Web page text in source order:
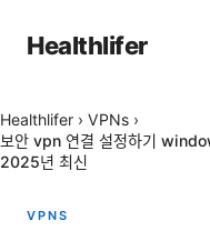
Healthlifer
Healthlifer › VPNs ›
보안 vpn 연결 설정하기
2025년 최신
VPNS